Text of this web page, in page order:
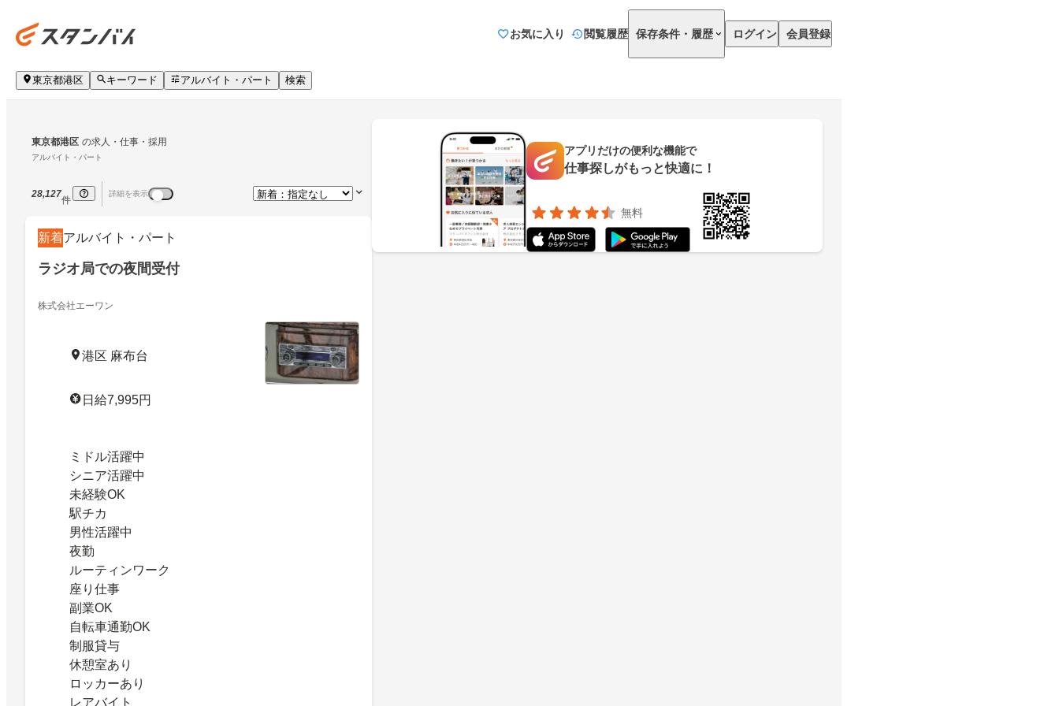
お気に入り 閲覧履歴 保存条件・履歴 ログイン 会員登録
東京都港区 キーワード アルバイト・パート 検索
東京都港区 の求人・仕事・採用
アルバイト・パート
28,127
件
詳細を表示
新着アルバイト・パート
ラジオ局での夜間受付
株式会社エーワン
港区 麻布台
日給7,995円
ミドル活躍中
シニア活躍中
未経験OK
駅チカ
男性活躍中
夜勤
ルーティンワーク
座り仕事
副業OK
自転車通勤OK
制服貸与
休憩室あり
ロッカーあり
レアバイト
アプリだけの便利な機能で
仕事探しがもっと快適に！
無料